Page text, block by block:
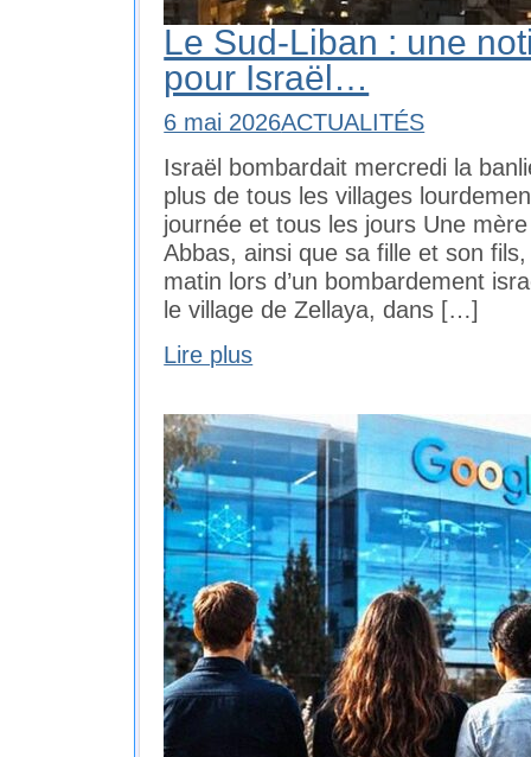
Le Sud-Liban : une
pour Israël…
6 mai 2026ACTUALITÉS
Israël bombardait mercredi la
plus de tous les villages
journée et tous les jours Une
Abbas, ainsi que sa fille et son
matin lors d’un bombardement
le village de Zellaya, dans […]
Lire plus